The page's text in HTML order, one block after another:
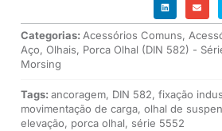
Categorias: Acessórios Comuns,
Aço, Olhais, Porca Olhal (DIN 582) -
Morsing
Tags: ancoragem, DIN 582, fixação
movimentação de carga, olhal de
elevação, porca olhal, série 5552